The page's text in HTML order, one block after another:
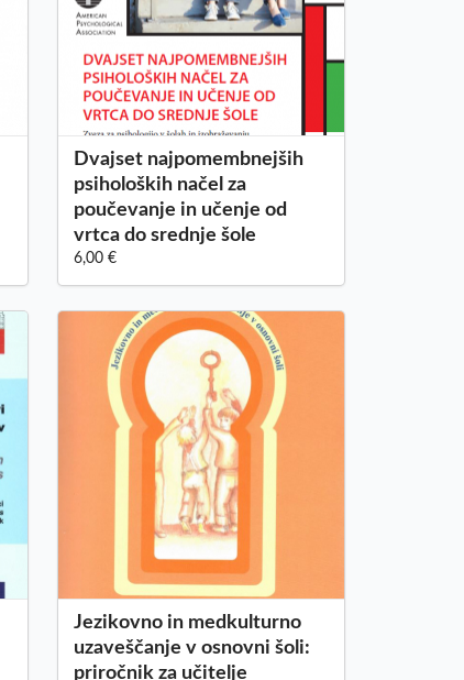
Dvajset najpomembnejših
psiholoških načel za
poučevanje in učenje od
vrtca do srednje šole
6,00 €
Jezikovno in medkulturno
uzaveščanje v osnovni šoli:
priročnik za učitelje